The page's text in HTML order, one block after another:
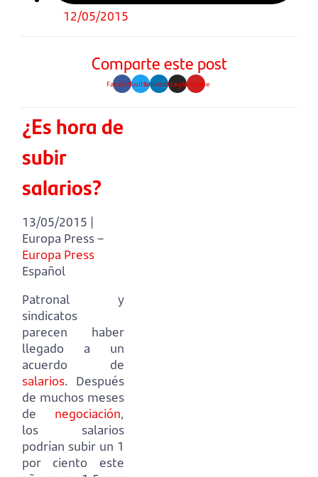
12/05/2015
Comparte este post
FacebookTwitterLinkedinInstagramYoutube
¿Es hora de
subir
salarios?
13/05/2015 |
Europa Press –
Europa Press
Español
Patronal y
sindicatos
parecen haber
llegado a un
acuerdo de
salarios. Después
de muchos meses
de negociación,
los salarios
podrían subir un 1
por ciento este